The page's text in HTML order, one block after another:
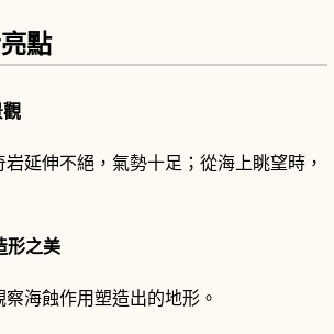
點
觀
延伸不絕，氣勢十足；從海上眺望時，
形之美
海蝕作用塑造出的地形。